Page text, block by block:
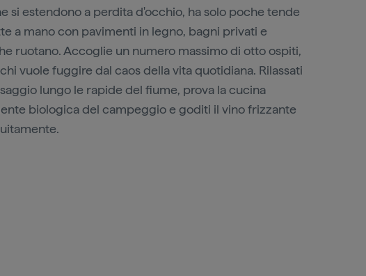
si estendono a perdita d'occhio, ha solo poche tende
a mano con pavimenti in legno, bagni privati e
ruotano. Accoglie un numero massimo di otto ospiti,
vuole fuggire dal caos della vita quotidiana. Rilassati
lungo le rapide del fiume, prova la cucina
biologica del campeggio e goditi il vino frizzante